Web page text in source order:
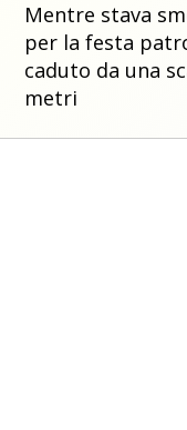
Mentre stava
per la festa
caduto da una
metri